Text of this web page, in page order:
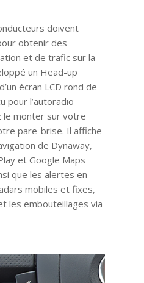
doivent
obtenir des
et de trafic sur la
un Head-up
écran LCD rond de
pour l’autoradio
le monter sur votre
pare-brise. Il affiche
de Dynaway,
et Google Maps
que les alertes en
mobiles et fixes,
les embouteillages via